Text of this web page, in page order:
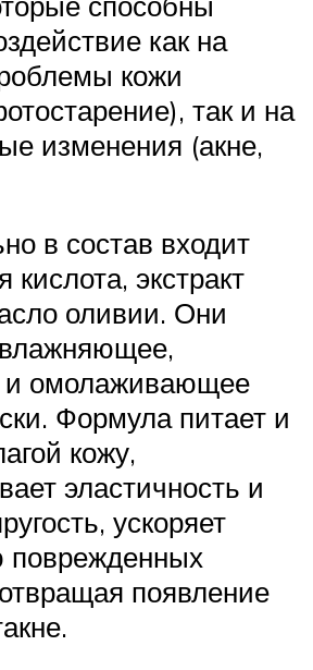
как на
кожи
так и на
изменения (акне,
в состав входит
кислота, экстракт
оливии. Они
и омолаживающее
Формула питает и
кожу,
эластичность и
ускоряет
поврежденных
появление